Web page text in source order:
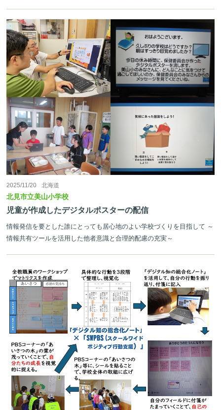
2025/11/20 北海道
北見市立美山小学校
児童が作成したデジタルポスターの配信
情報発信を要とした誰にとっても居心地のよい学校づくりを目指して ～
情報共有ツールを活用した他者意識と合理的配慮の充実～